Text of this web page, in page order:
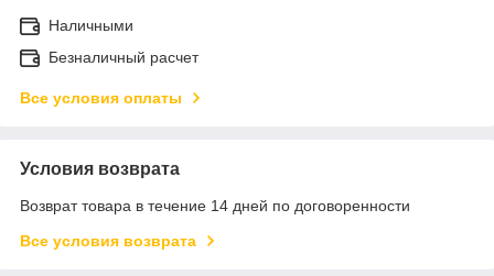
Наличными
Безналичный расчет
Все условия оплаты
Условия возврата
Возврат товара в течение 14 дней по договоренности
Все условия возврата